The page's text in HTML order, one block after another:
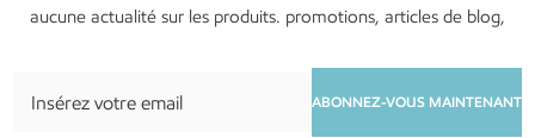
aucune actualité sur les produits. promotions, articles de blog,
ABONNEZ-VOUS MAINTENANT